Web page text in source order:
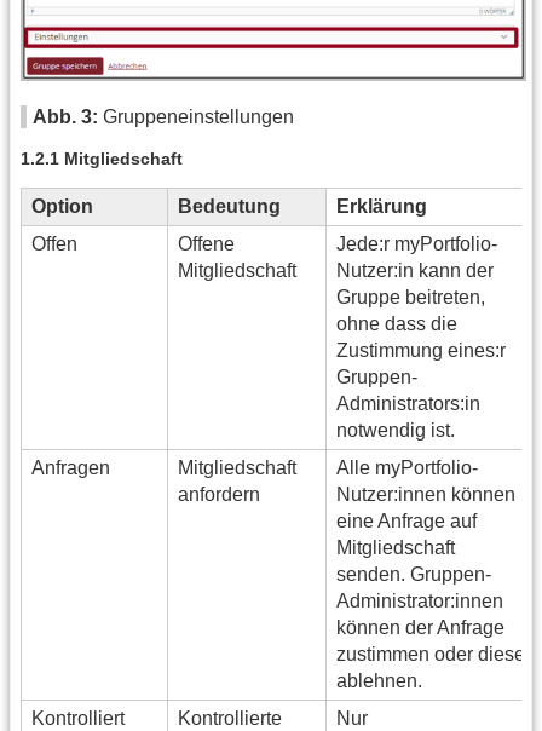
Abb. 3: Gruppeneinstellungen
1.2.1 Mitgliedschaft
Option Bedeutung
Erklärung
Offen
Offene
Mitgliedschaft
Jede:r myPortfolio-
Nutzer:in kann der
Gruppe beitreten,
ohne dass die
Zustimmung eines:r
Gruppen-
Administrators:in
notwendig ist.
Anfragen
Mitgliedschaft
anfordern
Alle myPortfolio-
Nutzer:innen können
eine Anfrage auf
Mitgliedschaft
senden. Gruppen-
Administrator:innen
können der Anfrage
zustimmen oder diese
ablehnen.
Kontrolliert
Kontrollierte
Nur